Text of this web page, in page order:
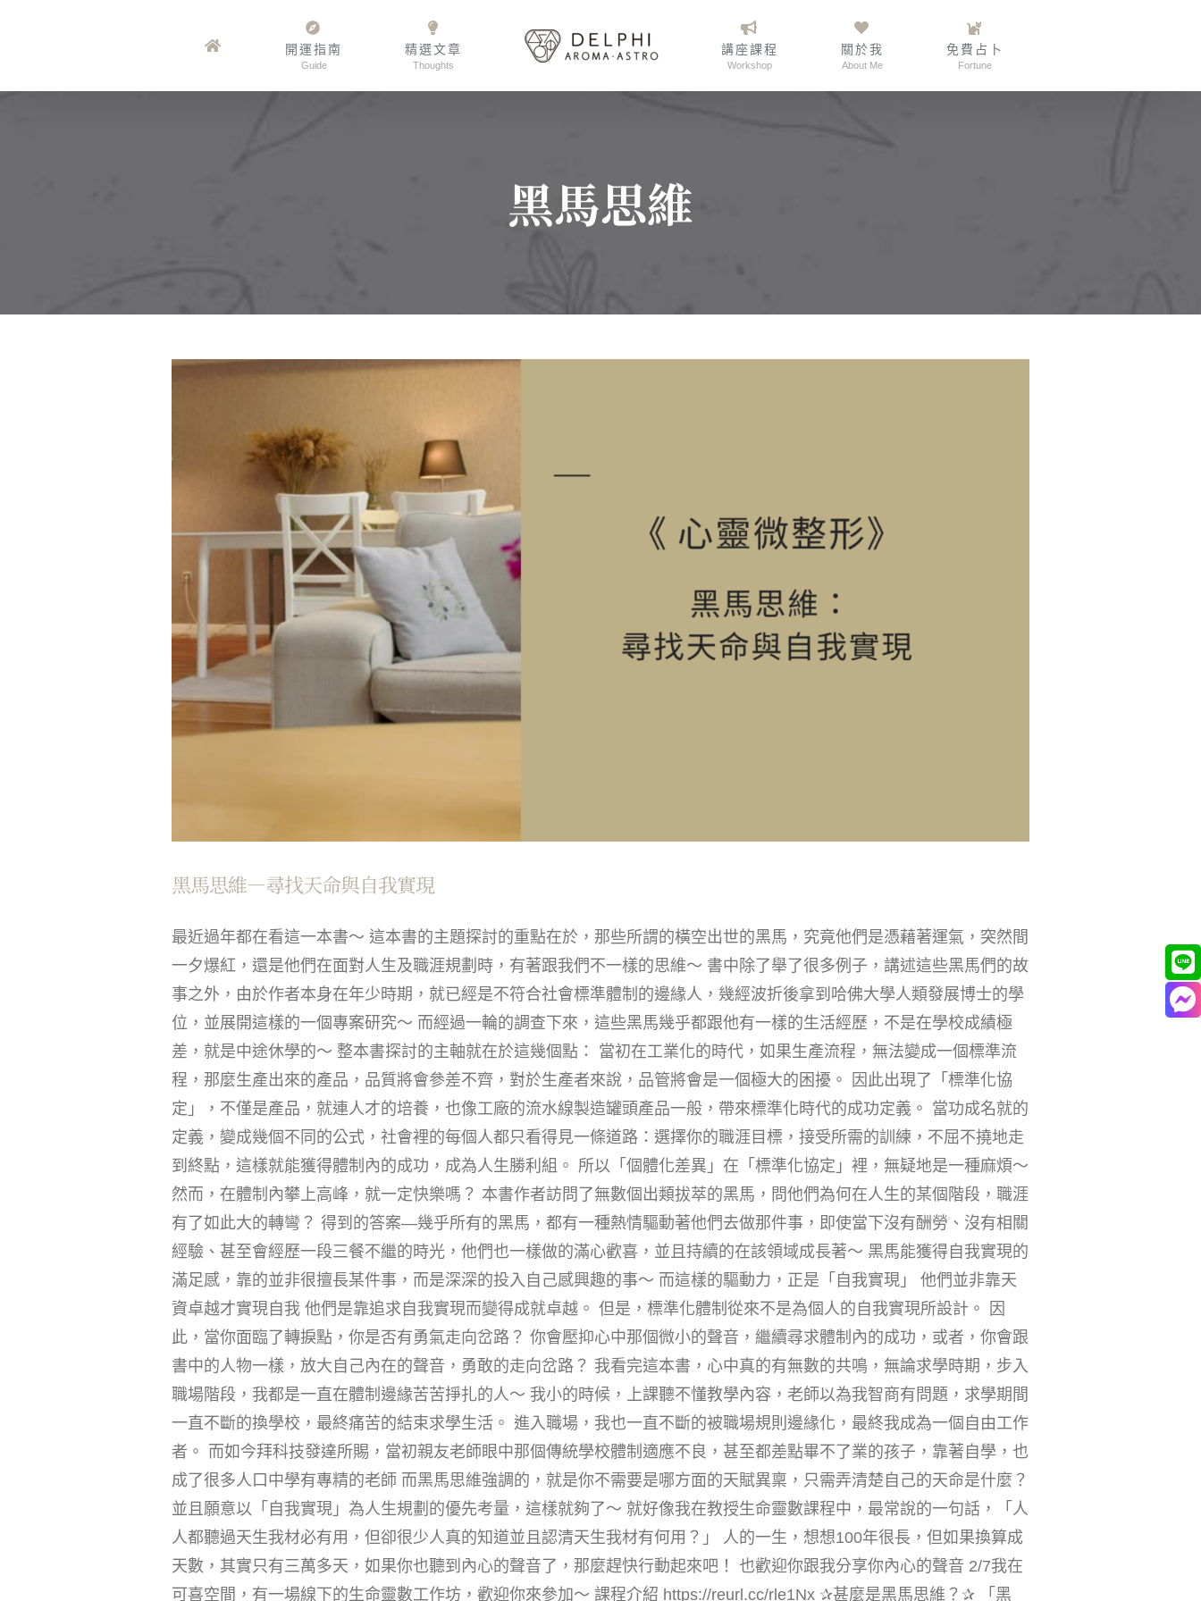
開運指南
Guide
精選文章
Thoughts
講座課程
Workshop
關於我
About Me
免費占卜
Fortune
黑馬思維
黑馬思維—尋找天命與自我實現
最近過年都在看這一本書～ 這本書的主題探討的重點在於，那些所謂的橫空出世的黑馬，究竟他們是憑藉著運氣，突然間
一夕爆紅，還是他們在面對人生及職涯規劃時，有著跟我們不一樣的思維～ 書中除了舉了很多例子，講述這些黑馬們的故
事之外，由於作者本身在年少時期，就已經是不符合社會標準體制的邊緣人，幾經波折後拿到哈佛大學人類發展博士的學
位，並展開這樣的一個專案研究～ 而經過一輪的調查下來，這些黑馬幾乎都跟他有一樣的生活經歷，不是在學校成績極
差，就是中途休學的～ 整本書探討的主軸就在於這幾個點： 當初在工業化的時代，如果生產流程，無法變成一個標準流
程，那麼生產出來的產品，品質將會參差不齊，對於生產者來說，品管將會是一個極大的困擾。 因此出現了「標準化協
定」，不僅是產品，就連人才的培養，也像工廠的流水線製造罐頭產品一般，帶來標準化時代的成功定義。 當功成名就的
定義，變成幾個不同的公式，社會裡的每個人都只看得見一條道路：選擇你的職涯目標，接受所需的訓練，不屈不撓地走
到終點，這樣就能獲得體制內的成功，成為人生勝利組。 所以「個體化差異」在「標準化協定」裡，無疑地是一種麻煩～
然而，在體制內攀上高峰，就一定快樂嗎？ 本書作者訪問了無數個出類拔萃的黑馬，問他們為何在人生的某個階段，職涯
有了如此大的轉彎？ 得到的答案—幾乎所有的黑馬，都有一種熱情驅動著他們去做那件事，即使當下沒有酬勞、沒有相關
經驗、甚至會經歷一段三餐不繼的時光，他們也一樣做的滿心歡喜，並且持續的在該領域成長著～ 黑馬能獲得自我實現的
滿足感，靠的並非很擅長某件事，而是深深的投入自己感興趣的事～ 而這樣的驅動力，正是「自我實現」 他們並非靠天
資卓越才實現自我 他們是靠追求自我實現而變得成就卓越。 但是，標準化體制從來不是為個人的自我實現所設計。 因
此，當你面臨了轉捩點，你是否有勇氣走向岔路？ 你會壓抑心中那個微小的聲音，繼續尋求體制內的成功，或者，你會跟
書中的人物一樣，放大自己內在的聲音，勇敢的走向岔路？ 我看完這本書，心中真的有無數的共鳴，無論求學時期，步入
職場階段，我都是一直在體制邊緣苦苦掙扎的人～ 我小的時候，上課聽不懂教學內容，老師以為我智商有問題，求學期間
一直不斷的換學校，最終痛苦的結束求學生活。 進入職場，我也一直不斷的被職場規則邊緣化，最終我成為一個自由工作
者。 而如今拜科技發達所賜，當初親友老師眼中那個傳統學校體制適應不良，甚至都差點畢不了業的孩子，靠著自學，也
成了很多人口中學有專精的老師 而黑馬思維強調的，就是你不需要是哪方面的天賦異稟，只需弄清楚自己的天命是什麼？
並且願意以「自我實現」為人生規劃的優先考量，這樣就夠了～ 就好像我在教授生命靈數課程中，最常說的一句話，「人
人都聽過天生我材必有用，但卻很少人真的知道並且認清天生我材有何用？」 人的一生，想想100年很長，但如果換算成
天數，其實只有三萬多天，如果你也聽到內心的聲音了，那麼趕快行動起來吧！ 也歡迎你跟我分享你內心的聲音 2/7我在
可喜空間，有一場線下的生命靈數工作坊，歡迎你來參加～ 課程介紹 https://reurl.cc/rle1Nx ✰甚麼是黑馬思維？✰ 「黑